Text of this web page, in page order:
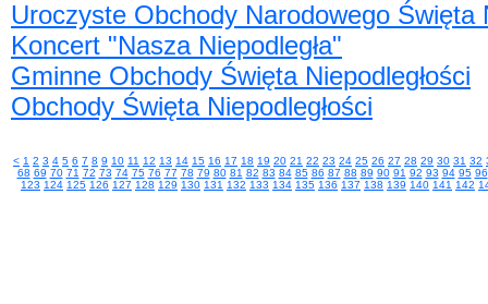
Uroczyste Obchody Narodowego Święta
Koncert "Nasza Niepodległa"
Gminne Obchody Święta Niepodległości
Obchody Święta Niepodległości
< 1 2 3 4 5 6 7 8 9 10 11 12 13 14 15 16 17 18 19 20 21 22 23 24 25 26 27 28 29 30 31 32
68 69 70 71 72 73 74 75 76 77 78 79 80 81 82 83 84 85 86 87 88 89 90 91 92 93 94 95 96
123 124 125 126 127 128 129 130 131 132 133 134 135 136 137 138 139 140 141 142